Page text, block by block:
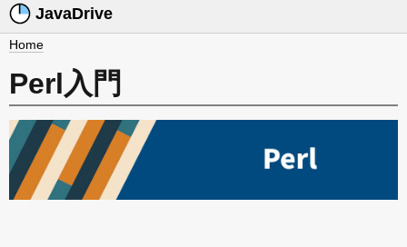
JavaDrive
Home
Perl入門